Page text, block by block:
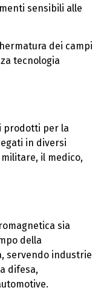
sensibili alle
dei campi
tecnologia
prodotti per la
in diversi
il medico,
sia
della
servendo industrie
difesa,